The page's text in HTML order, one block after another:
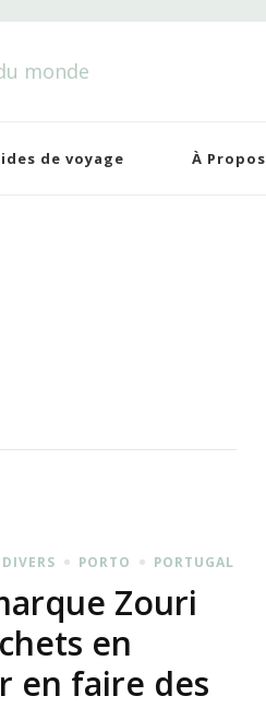
de voyage À Propos
DIVERS PORTO PORTUGAL
Zouri
en
en faire des